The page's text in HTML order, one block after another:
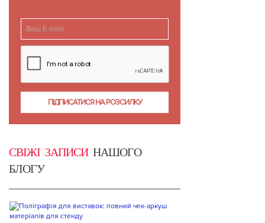
СВІЖІ ЗАПИСИНАШОГО
БЛОГУ